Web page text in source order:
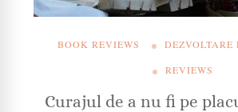
BOOK REVIEWS
DEZVOLTARE
REVIEWS
Curajul de a nu fi pe